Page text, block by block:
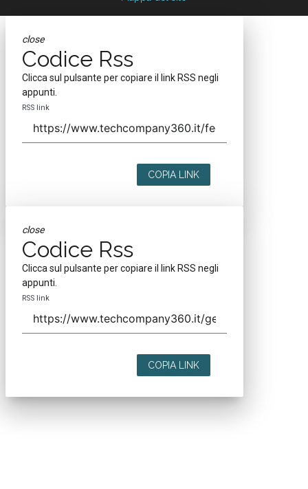
close
Codice Rss
Clicca sul pulsante per copiare il link RSS negli
appunti.
RSS link
COPIA LINK
close
Codice Rss
Clicca sul pulsante per copiare il link RSS negli
appunti.
RSS link
COPIA LINK